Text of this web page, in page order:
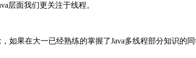
层面我们更关注于线程。
如果在大一已经熟练的掌握了Java多线程部分知识的